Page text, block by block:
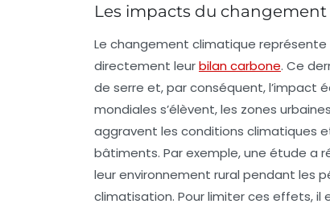
Les impacts du
Le changement climatique représente
directement leurbilan carbone. Ce
de serre et, par conséquent, l’impact
mondiales s’élèvent, les zones
aggravent les conditions climatiques
bâtiments. Par exemple, une étude a
leur environnement rural pendant les
climatisation. Pour limiter ces effets,